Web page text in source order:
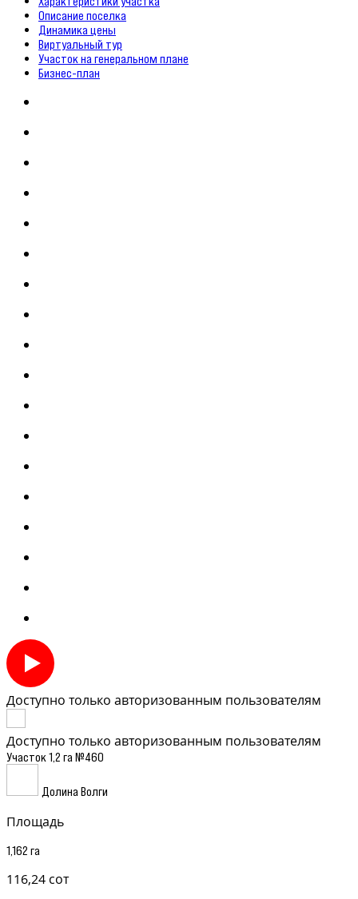
Описание поселка
Динамика цены
Виртуальный тур
Участок на генеральном плане
Бизнес-план
Доступно только авторизованным пользователям
Доступно только авторизованным пользователям
Участок 1,2 га №460
Долина Волги
Площадь
1,162 га
116,24 сот